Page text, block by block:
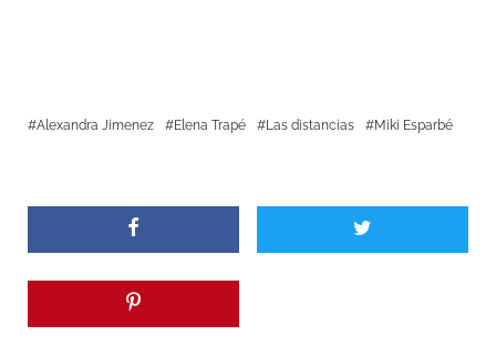
Alexandra Jimenez Elena Trapé Las distancias Miki Esparbé